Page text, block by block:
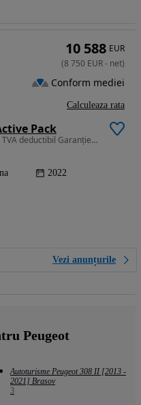
Pack
1199 cm3 • 130 CP • Peugeot 308 2022 TVA deductibil Garanție 12 luni
2022
Vezi anunțurile
10 588 EUR
(8 750 EUR- net)
Conform mediei
Calculeaza rata
Peugeot
Autoturisme Peugeot 308 II [2013 -
2021] Brasov
3